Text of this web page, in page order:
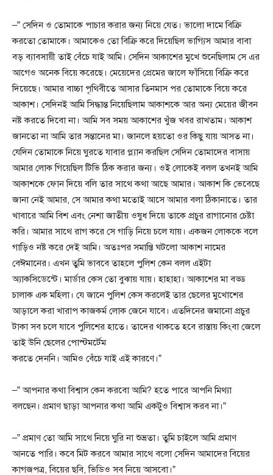
–” সেদিন ও তোমাকে পাচার করার জন্য নিয়ে যেত। ভালো দামে বিক্রি
করতো তোমাকে। আমাকেও তো বিক্রি করে দিয়েছিল ভাগ্যিস আমার বাবা
বড় ব্যাবসায়ী তাই বেঁচে যাই আমি। সেদিন আকাশের মুখে শুনেছিলাম সে এর
আগেও অনেক বিয়ে করেছে। মেয়েদের প্রেমের জালে ফাঁসিয়ে বিক্রি করে
দিয়েছে। আমার বাচ্চা পৃথিবীতে আসার তিনমাস পর তোমাকে বিয়ে করে
আকাশ। সেদিনই আমি সিদ্ধান্ত নিয়েছিলাম আকাশকে আর অন্য মেয়ের জীবন
নষ্ট করতে দিবো না। আমি সব সময় আকাশের খুঁজ খবর রাখতাম। আকাশ
জানতো না আমি তার সন্তানের মা। জানলে হয়তো ওর কিছু যায় আসত না।
যেদিন তোমাকে নিয়ে ঘুরতে যাবার প্ল্যান করছিল সেদিন তোমাদের বাসায়
আমার লোক গিয়েছিল টিভি ঠিক করার জন্য। ওই লোকেই বলল তখনই আমি
আকাশকে ফোন দিয়ে বলি তার সাথে কথা আছে আমার। আকাশ কি ভেবেছে
জানা নেই আমার, সে আমার কথা মতোই আসে আমার বলা ঠিকানাতে। তার
খাবারে আমি বিশ এবং নেশা জাতীয় ওষুধ দিয়ে তাকে প্রচুর রাগানোর চেষ্টা
করি। আমার সাথে রাগ করে সে গাড়ি নিয়ে চলে যায়। একজন লোককে বলে
গাড়িও নষ্ট করে দেই আমি। অতঃপর সমাপ্তি ঘটলো আকাশ নামের
বেঈমানের। এখন তুমি ভাববে তাহলে পুলিশ কেন বলল এইটা
অ্যাকসিডেন্টে। মার্ডার কেস তো বুঝায় যায়। হাহাহা। আকাশের মা বড্ড
চালাক এক মহিলা। যে জানে পুলিশ কেস করলেই তার ছেলের মুখোশের
আড়ালে করা খারাপ কাজকর্ম লোক জেনে যাবে। এতদিনের জমানো প্রচুর
টাকা সব চলে যাবে পুলিশের হাতে। তাদের থাকতে হবে রাস্তায় কিংবা জেলে
তাই উনি ছেলের পোস্টমর্টেম
করতে দেননি। আমিও বেঁচে যাই এই কারণে।”
–” আপনার কথা বিশ্বাস কেন করবো আমি? হতে পারে আপনি মিথ্যা
বলছেন। প্রমাণ ছাড়া আপনার কথা আমি একটুও বিশ্বাস করব না।”
–” প্রমাণ তো আমি সাথে নিয়ে ঘুরি না শুভ্রতা। তুমি চাইলে আমি প্রমাণ
আনতে পারি। কবে মিট করবে আমার সাথে বলো সেদিন আমাদের বিয়ের
কাগজপত্র, বিয়ের ছবি, ভিডিও সব নিয়ে আসবো।”